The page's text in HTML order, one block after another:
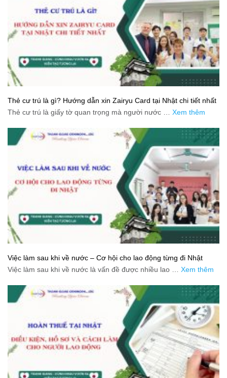
Thẻ cư trú là gì? Hướng dẫn xin Zairyu Card tại Nhật chi tiết nhất
Thẻ cư trú là giấy tờ quan trọng mà người nước … Xem thêm
Việc làm sau khi về nước – Cơ hội cho lao động từng đi Nhật
Việc làm sau khi về nước là vấn đề được nhiều lao … Xem thêm